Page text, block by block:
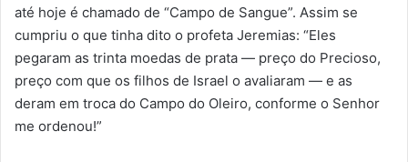
até hoje é chamado de “Campo de Sangue”. Assim se
cumpriu o que tinha dito o profeta Jeremias: “Eles
pegaram as trinta moedas de prata — preço do Precioso,
preço com que os filhos de Israel o avaliaram — e as
deram em troca do Campo do Oleiro, conforme o Senhor
me ordenou!”